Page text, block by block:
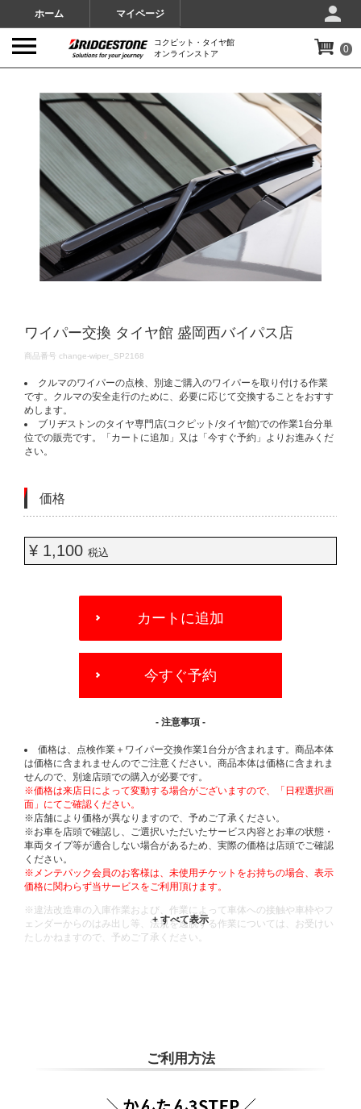
ホーム マイページ
コクピット・タイヤ館
オンラインストア
0
ワイパー交換 タイヤ館 盛岡西バイパス店
DETAILS
商品番号 change-wiper_SP2168
クルマのワイパーの点検、別途ご購入のワイパーを取り付ける作業
です。クルマの安全走行のために、必要に応じて交換することをおすす
めします。
ブリヂストンのタイヤ専門店(コクピット/タイヤ館)での作業1台分単
位での販売です。「カートに追加」又は「今すぐ予約」よりお進みくだ
さい。
価格
¥ 1,100 税込
OPTIONS
カートに追加
今すぐ予約
- 注意事項 -
価格は、点検作業＋ワイパー交換作業1台分が含まれます。商品本体
は価格に含まれませんのでご注意ください。商品本体は価格に含まれま
せんので、別途店頭での購入が必要です。
※価格は来店日によって変動する場合がございますので、「日程選択画
面」にてご確認ください。
※店舗により価格が異なりますので、予めご了承ください。
※お車を店頭で確認し、ご選択いただいたサービス内容とお車の状態・
車両タイプ等が適合しない場合があるため、実際の価格は店頭でご確認
ください。
※メンテパック会員のお客様は、未使用チケットをお持ちの場合、表示
価格に関わらず当サービスをご利用頂けます。
※違法改造車の入庫作業および、作業によって車体への接触や車枠やフ
ェンダーからのはみ出し等、法規を逸脱する作業については、お受けい
たしかねますので、予めご了承ください。
ご利用方法